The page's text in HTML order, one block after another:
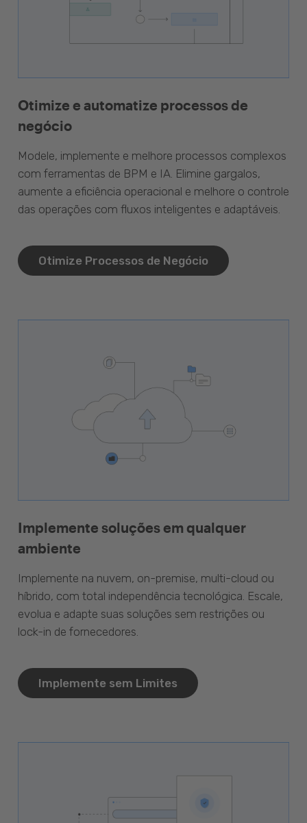
Otimize e automatize processos de
negócio
Modele, implemente e melhore processos complexos
com ferramentas de BPM e IA. Elimine gargalos,
aumente a eficiência operacional e melhore o controle
das operações com fluxos inteligentes e adaptáveis.
Otimize Processos de Negócio
Implemente soluções em qualquer
ambiente
Implemente na nuvem, on-premise, multi-cloud ou
híbrido, com total independência tecnológica. Escale,
evolua e adapte suas soluções sem restrições ou
lock-in de fornecedores.
Implemente sem Limites